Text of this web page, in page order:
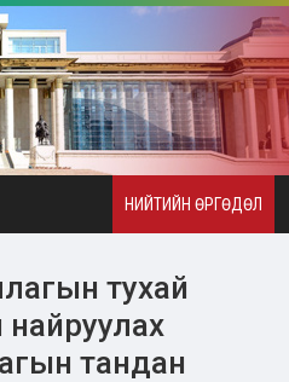
НИЙТИЙН ӨРГӨДӨЛ
тухай
тандан